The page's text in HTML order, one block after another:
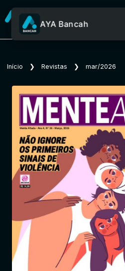
AYA Bancah
Início ❯ Revistas ❯ mar/2026